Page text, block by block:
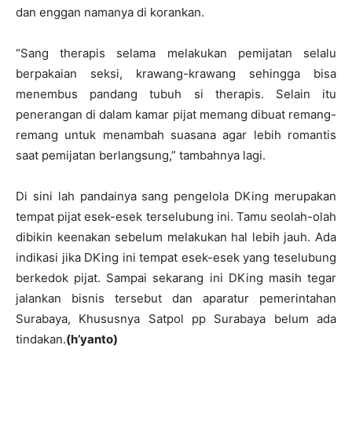
dan enggan namanya di korankan.
“Sang therapis selama melakukan pemijatan selalu
berpakaian seksi, krawang-krawang sehingga bisa
menembus pandang tubuh si therapis. Selain itu
penerangan di dalam kamar pijat memang dibuat remang-
remang untuk menambah suasana agar lebih romantis
saat pemijatan berlangsung,” tambahnya lagi.
Di sini lah pandainya sang pengelola DKing merupakan
tempat pijat esek-esek terselubung ini. Tamu seolah-olah
dibikin keenakan sebelum melakukan hal lebih jauh. Ada
indikasi jika DKing ini tempat esek-esek yang teselubung
berkedok pijat. Sampai sekarang ini DKing masih tegar
jalankan bisnis tersebut dan aparatur pemerintahan
Surabaya, Khususnya Satpol pp Surabaya belum ada
tindakan.(h’yanto)